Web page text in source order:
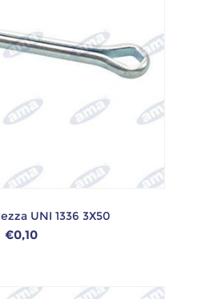
UNI 1336 3X50
€0,10